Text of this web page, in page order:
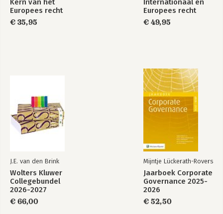
PART VI CONCLUSIONS
11 Conclusions: the evolving role of European competition
Kern van het
Europees recht
€ 35,95
Internationaal en
Europees recht
€ 49,95
J.E. van den Brink
Wolters Kluwer
Collegebundel
2026-2027
€ 66,00
Mijntje Lückerath-Rovers
Jaarboek Corporate
Governance 2025-
2026
€ 52,50